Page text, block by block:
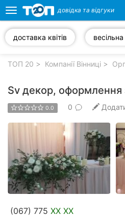
компанії
рубрики:
Ветеринарні
клініки
клініки
Toggle
navigation
довідка та відгуки
доставка квітів
ТОП 20 Компанії Вінниці
Sv декор, оформлення
0.0 0
(067) 775 XX XX